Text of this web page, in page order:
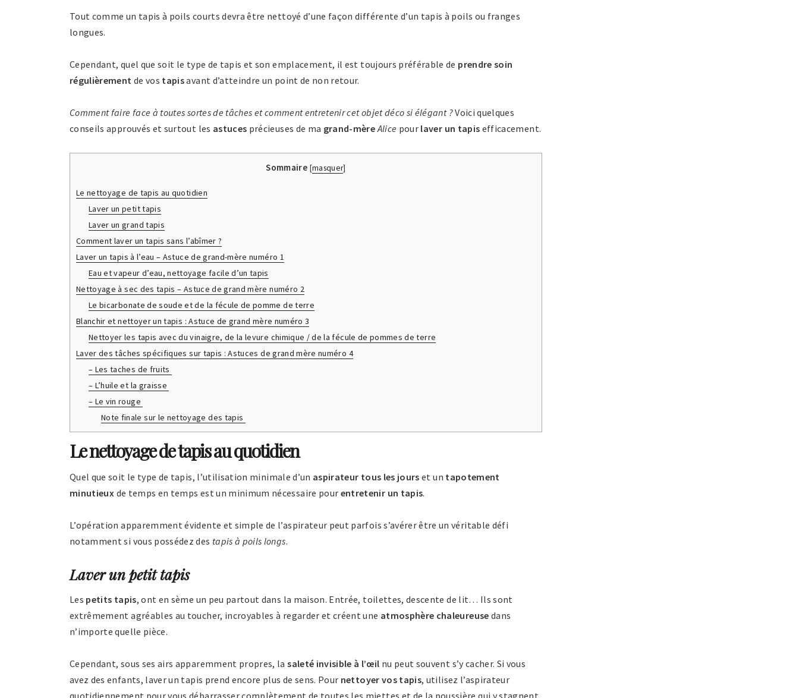
Tout comme un tapis à poils courts devra être nettoyé d’une façon différente d’un tapis à poils ou franges
longues.
Cependant, quel que soit le type de tapis et son emplacement, il est toujours préférable de prendre soin
régulièrement de vos tapisavant d’atteindre un point de non retour.
Comment faire face à toutes sortes de tâches et comment entretenir cet objet déco si élégant ?Voici quelques
conseils approuvés et surtout les astuces précieuses de ma grand-mèreAlice pour laver un tapis efficacement.
Sommaire [masquer]
Le nettoyage de tapis au quotidien
Laver un petit tapis
Laver un grand tapis
Comment laver un tapis sans l’abîmer ?
Laver un tapis à l’eau – Astuce de grand-mère numéro 1
Eau et vapeur d’eau, nettoyage facile d’un tapis
Nettoyage à sec des tapis – Astuce de grand mère numéro 2
Le bicarbonate de soude et de la fécule de pomme de terre
Blanchir et nettoyer un tapis : Astuce de grand mère numéro 3
Nettoyer les tapis avec du vinaigre, de la levure chimique / de la fécule de pommes de terre
Laver des tâches spécifiques sur tapis : Astuces de grand mère numéro 4
– Les taches de fruits
– L’huile et la graisse
– Le vin rouge
Note finale sur le nettoyage des tapis
Le nettoyage de tapis au quotidien
Quel que soit le type de tapis, l’utilisation minimale d’un aspirateur tous les jours et un tapotement
minutieux de temps en temps est un minimum nécessaire pour entretenir un tapis.
L’opération apparemment évidente et simple de l’aspirateur peut parfois s’avérer être un véritable défi
notamment si vous possédez des tapis à poils longs.
Laver un petit tapis
Les petits tapis, ont en sème un peu partout dans la maison. Entrée, toilettes, descente de lit… Ils sont
extrêmement agréables au toucher, incroyables à regarder et créent une atmosphère chaleureuse dans
n’importe quelle pièce.
Cependant, sous ses airs apparemment propres, lasaleté invisible à l’œil nu peut souvent s’y cacher. Si vous
avez des enfants, laver un tapis prend encore plus de sens. Pour nettoyer vos tapis, utilisez l’aspirateur